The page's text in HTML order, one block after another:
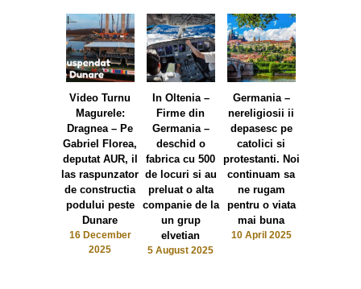
Video Turnu
Magurele:
Dragnea – Pe
Gabriel Florea,
deputat AUR, il
las raspunzator
de constructia
podului peste
Dunare
16 December
2025
In Oltenia –
Firme din
Germania –
deschid o
fabrica cu 500
de locuri si au
preluat o alta
companie de la
un grup
elvetian
5 August 2025
Germania –
nereligiosii ii
depasesc pe
catolici si
protestanti. Noi
continuam sa
ne rugam
pentru o viata
mai buna
10 April 2025